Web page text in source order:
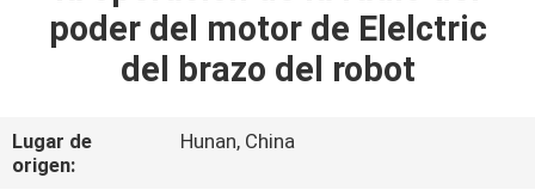
PRODUCTOS
NOSOTROS
poder del motor de Elelctric
del brazo del robot
Lugar de
origen:
Hunan, China